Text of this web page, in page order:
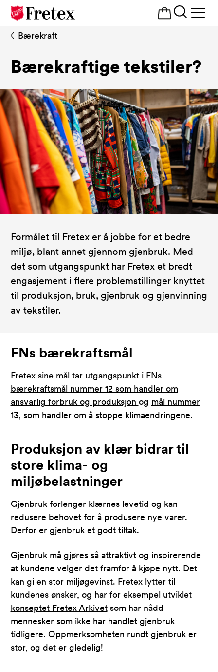
Åpne
Bærekraft
Bærekraftige tekstiler?
Formålet til Fretex er å jobbe for et bedre
miljø, blant annet gjennom gjenbruk. Med
det som utgangspunkt har Fretex et bredt
engasjement i flere problemstillinger knyttet
til produksjon, bruk, gjenbruk og gjenvinning
av tekstiler.
FNs bærekraftsmål
Fretex sine mål tar utgangspunkt i FNs
bærekraftsmål nummer 12 som handler om
ansvarlig forbruk og produksjon og mål nummer
13, som handler om å stoppe klimaendringene.
Produksjon av klær bidrar til
store klima- og
miljøbelastninger
Gjenbruk forlenger klærnes levetid og kan
redusere behovet for å produsere nye varer.
Derfor er gjenbruk et godt tiltak.
Gjenbruk må gjøres så attraktivt og inspirerende
at kundene velger det framfor å kjøpe nytt. Det
kan gi en stor miljøgevinst. Fretex lytter til
kundenes ønsker, og har for eksempel utviklet
konseptet Fretex Arkivetsom har nådd
mennesker som ikke har handlet gjenbruk
tidligere. Oppmerksomheten rundt gjenbruk er
stor, og det er gledelig!